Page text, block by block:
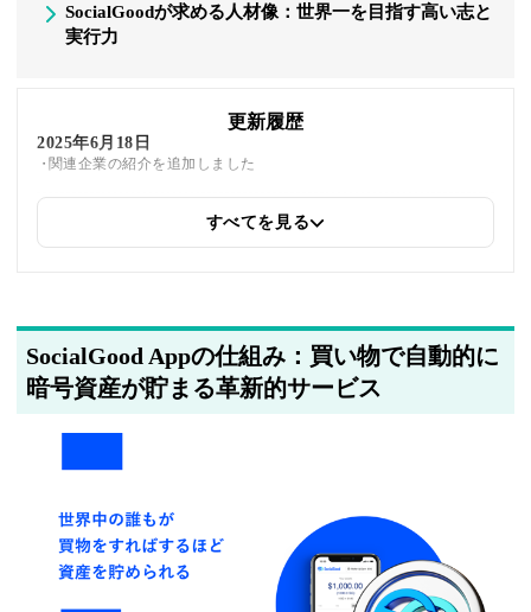
SocialGoodが求める人材像：世界一を目指す高い志と
実行力
更新履歴
2025年6月18日
関連企業の紹介を追加しました
筆者情報を更新しました
すべてを見る
SocialGood Appの仕組み：買い物で自動的に
暗号資産が貯まる革新的サービス